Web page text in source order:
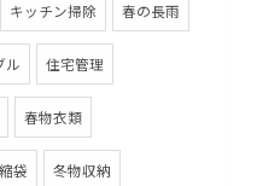
キッチン掃除 春の長雨
ル 住宅管理
春物衣類
袋 冬物収納